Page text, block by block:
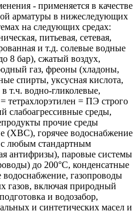
- применяется в качестве
арматуры в нижеследующих
на следующих средах:
питьевая, сетевая,
и т.д. солевые водные
8 бар), сжатый воздух,
газ, фреоны (хладоны,
спирты, уксусная кислота,
т.ч. водно-гликолевые,
тетрахлорэтилен = ПЭ строго
слабоагрессивные среды,
прочие среды
(ХВС), горячее водоснабжение
любым стандартным
антифризы), паровые системы
до 200°C, конденсатные
водоснабжение, газопроводы
газов, включая природный
и водозабор,
и синтетических масел и